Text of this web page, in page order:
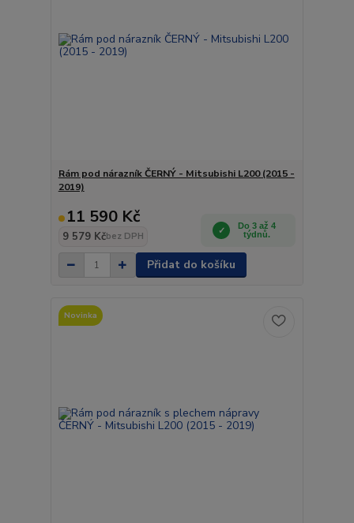
Rám pod nárazník ČERNÝ - Mitsubishi L200 (2015 -
2019)
11 590 Kč
9 579 Kčbez DPH
Do 3 až 4
týdnů.
Přidat do košíku
Novinka